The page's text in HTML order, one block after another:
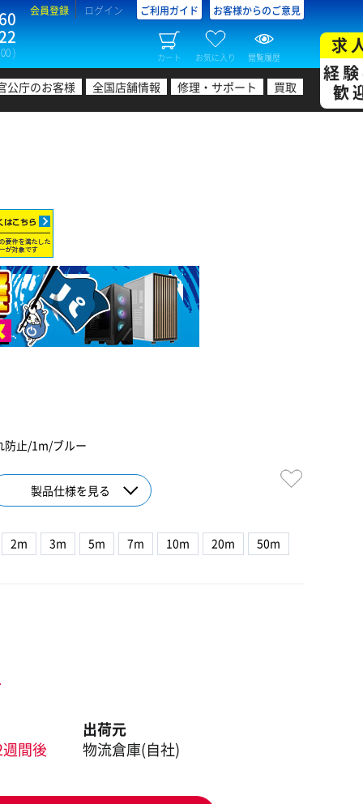
)
会員登録 ログイン ご利用ガイド お客様からのご意見
カート お気に入り 閲覧履歴
公庁のお客様 全国店舗情報 修理・サポート 買取
求
経
歓
防止/1m/ブルー
製品仕様を見る
2m 3m 5m 7m 10m 20m 50m
間後
出荷元
物流倉庫(自社)